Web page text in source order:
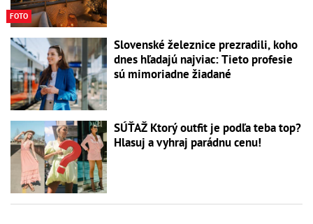
FOTO
Slovenské železnice prezradili, koho
dnes hľadajú najviac: Tieto profesie
sú mimoriadne žiadané
SÚŤAŽ Ktorý outfit je podľa teba top?
Hlasuj a vyhraj parádnu cenu!